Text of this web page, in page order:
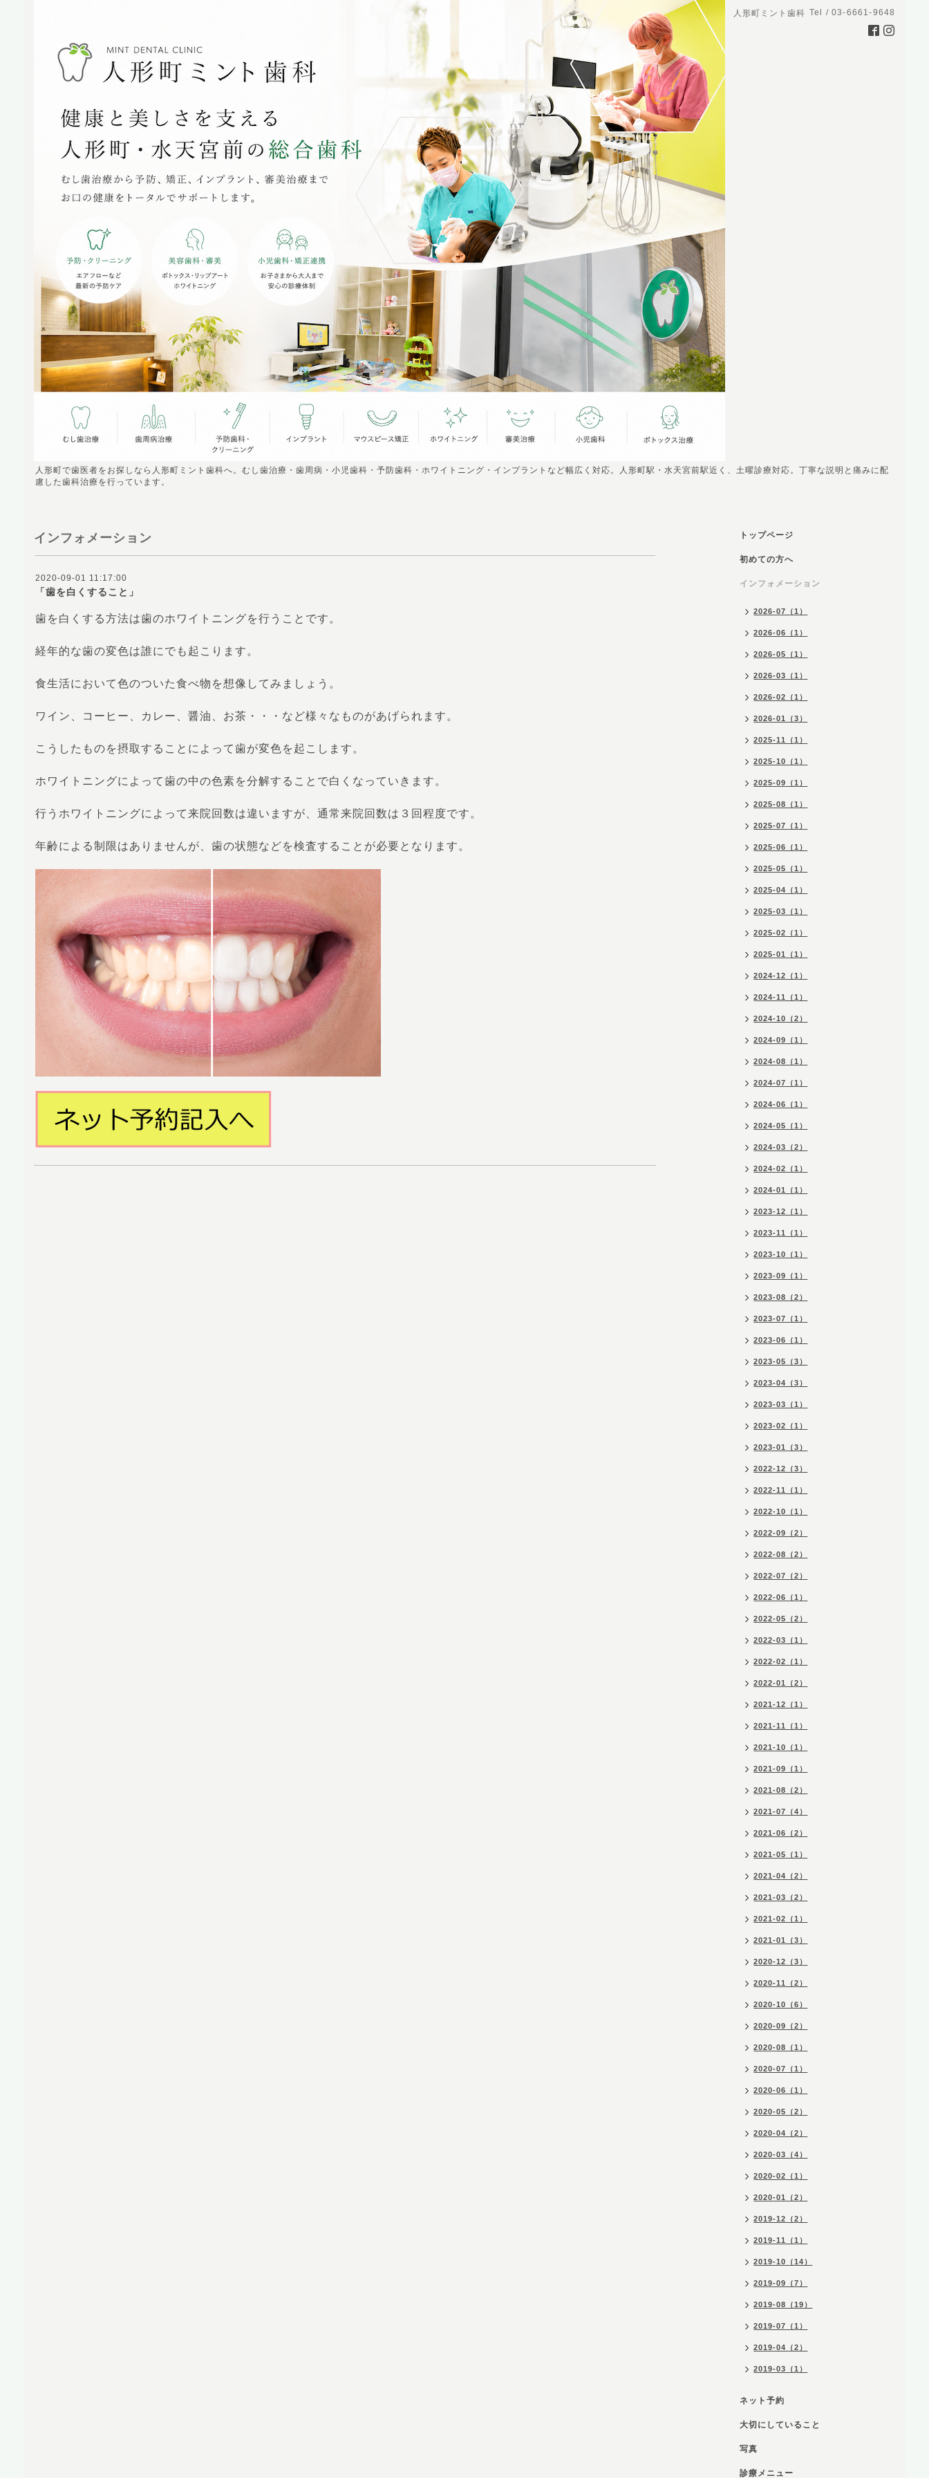
人形町ミント歯科 Tel / 03-6661-9648
人形町で歯医者をお探しなら人形町ミント歯科へ。むし歯治療・歯周病・小児歯科・予防歯科・ホワイトニング・インプラントなど幅広く対応。人形町駅・水天宮前駅近く、土曜診療対応。丁寧な説明と痛みに配
慮した歯科治療を行っています。
インフォメーション
2020-09-01 11:17:00
「歯を白くすること」
歯を白くする方法は歯のホワイトニングを行うことです。
経年的な歯の変色は誰にでも起こります。
食生活において色のついた食べ物を想像してみましょう。
ワイン、コーヒー、カレー、醤油、お茶・・・など様々なものがあげられます。
こうしたものを摂取することによって歯が変色を起こします。
ホワイトニングによって歯の中の色素を分解することで白くなっていきます。
行うホワイトニングによって来院回数は違いますが、通常来院回数は３回程度です。
年齢による制限はありませんが、歯の状態などを検査することが必要となります。
トップページ
初めての方へ
インフォメーション
2026-07（1）
2026-06（1）
2026-05（1）
2026-03（1）
2026-02（1）
2026-01（3）
2025-11（1）
2025-10（1）
2025-09（1）
2025-08（1）
2025-07（1）
2025-06（1）
2025-05（1）
2025-04（1）
2025-03（1）
2025-02（1）
2025-01（1）
2024-12（1）
2024-11（1）
2024-10（2）
2024-09（1）
2024-08（1）
2024-07（1）
2024-06（1）
2024-05（1）
2024-03（2）
2024-02（1）
2024-01（1）
2023-12（1）
2023-11（1）
2023-10（1）
2023-09（1）
2023-08（2）
2023-07（1）
2023-06（1）
2023-05（3）
2023-04（3）
2023-03（1）
2023-02（1）
2023-01（3）
2022-12（3）
2022-11（1）
2022-10（1）
2022-09（2）
2022-08（2）
2022-07（2）
2022-06（1）
2022-05（2）
2022-03（1）
2022-02（1）
2022-01（2）
2021-12（1）
2021-11（1）
2021-10（1）
2021-09（1）
2021-08（2）
2021-07（4）
2021-06（2）
2021-05（1）
2021-04（2）
2021-03（2）
2021-02（1）
2021-01（3）
2020-12（3）
2020-11（2）
2020-10（6）
2020-09（2）
2020-08（1）
2020-07（1）
2020-06（1）
2020-05（2）
2020-04（2）
2020-03（4）
2020-02（1）
2020-01（2）
2019-12（2）
2019-11（1）
2019-10（14）
2019-09（7）
2019-08（19）
2019-07（1）
2019-04（2）
2019-03（1）
ネット予約
大切にしていること
写真
診療メニュー